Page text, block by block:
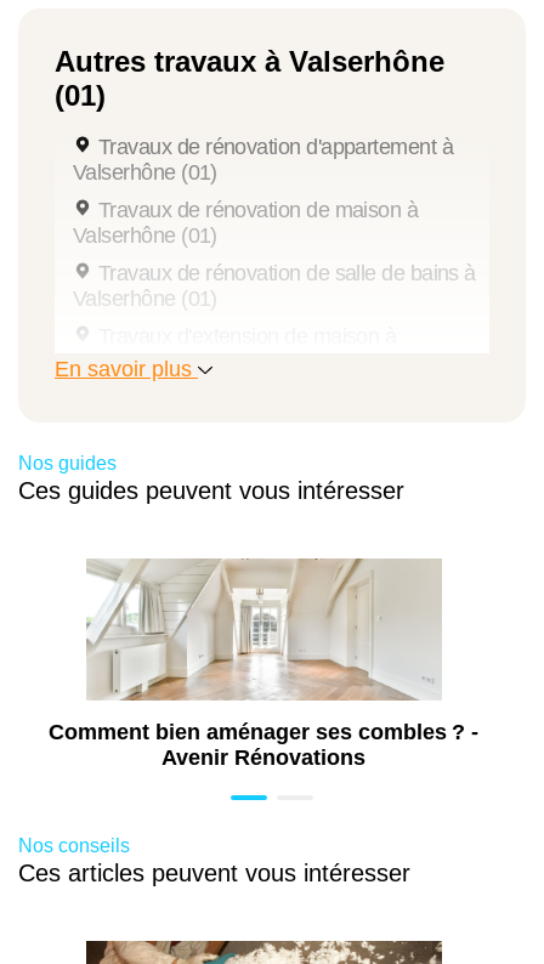
Autres travaux à Valserhône
(01)
Travaux de rénovation d'appartement à
Valserhône (01)
Travaux de rénovation de maison à
Valserhône (01)
Travaux de rénovation de salle de bains à
Valserhône (01)
Valserhône (01)
Travaux de rénovation de cuisine à
Valserhône (01)
Rénovation toiture à Valserhône (01)
Travaux de peinture à Valserhône (01)
Travaux de rénovation énergétique à
Valserhône (01)
En savoir plus
Nos guides
Ces guides peuvent vous intéresser
Comment bien aménager ses combles ? -
Avenir Rénovations
Nos conseils
Ces articles peuvent vous intéresser